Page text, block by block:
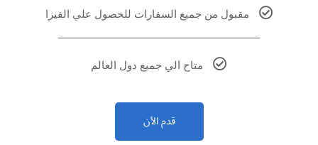
مقبول من جميع السفارات للحصول علي الفيزا
متاح الي جميع دول العالم
قدم الأن